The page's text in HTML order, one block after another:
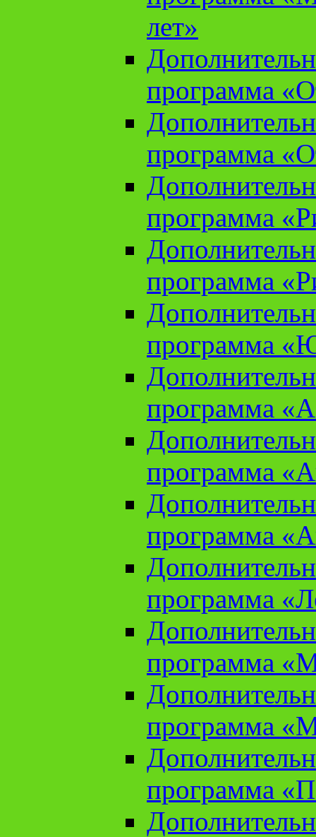
лет»
программа
программа
программа
программа
программа
программа
программа
программа
программа
программа
программа
программа